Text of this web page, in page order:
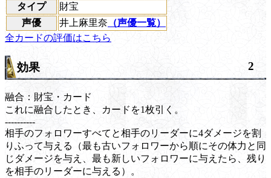
タイプ
財宝
声優
井上麻里奈 （声優一覧）
全カードの評価はこちら
効果 2
融合 ：財宝・カード
これに融合したとき、カードを1枚引く。
----------
相手のフォロワーすべてと相手のリーダーに4ダメージを割
りふって与える（最も古いフォロワーから順にその体力と同
じダメージを与え、最も新しいフォロワーに与えたら、残り
を相手のリーダーに与える）。